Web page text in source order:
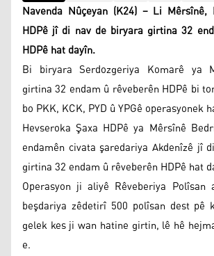
Navenda Nûçeyan (K24) – Li Mêrsînê,
HDPê jî di nav de biryara girtina 32
HDPê hat dayîn.
Bi biryara Serdozgeriya Komarê ya
girtina 32 endam û rêveberên HDPê bi
bo PKK, KCK, PYD û YPGê operasyonek
Hevseroka Şaxa HDPê ya Mêrsînê
endamên civata şaredariya Akdenîzê jî
girtina 32 endam û rêveberên HDPê hat
Operasyon ji aliyê Rêveberiya
beşdariya zêdetirî 500 polîsan dest pê
gelek kes ji wan hatine girtin, lê hê
e.